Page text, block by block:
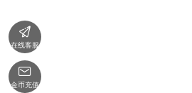

在线客服

金币充值